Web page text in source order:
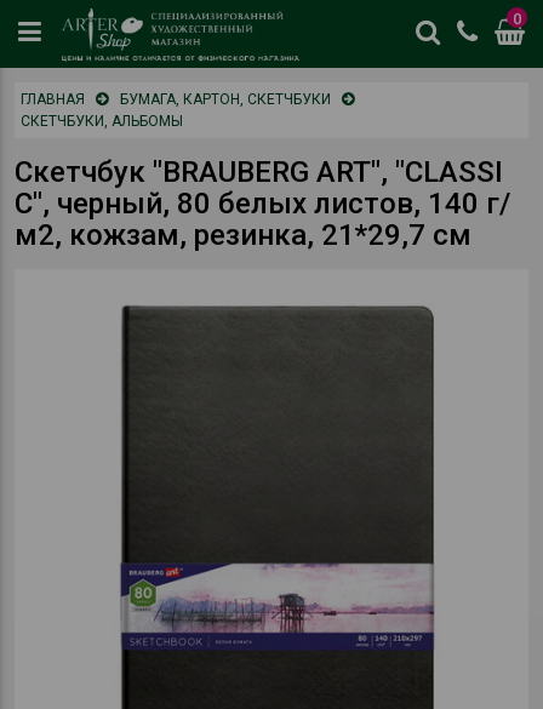
0
цены
от
магазина
ГЛАВНАЯ
БУМАГА, КАРТОН, СКЕТЧБУКИ
СКЕТЧБУКИ, АЛЬБОМЫ
Скетчбук "BRAUBERG ART", "CLASSI
C", черный, 80 белых листов, 140 г/
м2, кожзам, резинка, 21*29,7 см